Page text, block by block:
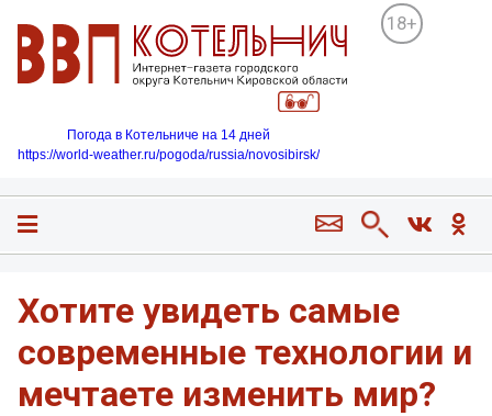
18+
Погода в Котельниче на 14 дней
https://world-weather.ru/pogoda/russia/novosibirsk/
Хотите увидеть самые
современные технологии и
мечтаете изменить мир?